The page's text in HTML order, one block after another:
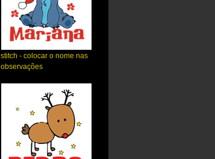
stitch - colocar o nome nas
observações